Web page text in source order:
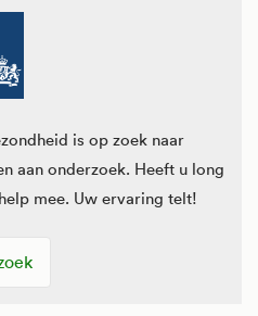
is op zoek naar
aan onderzoek. Heeft u long
mee. Uw ervaring telt!